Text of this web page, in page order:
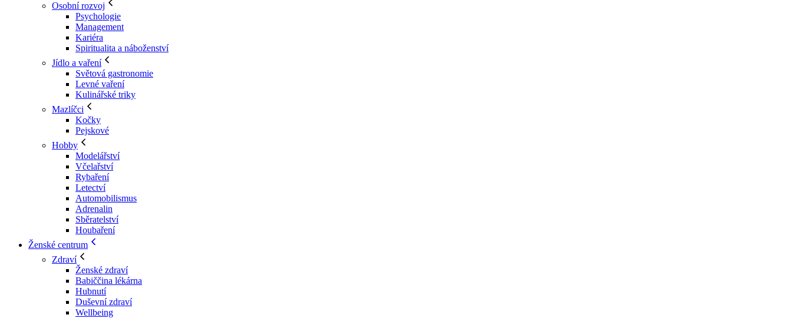
Osobní rozvoj
Psychologie
Management
Kariéra
Spiritualita a náboženství
Jídlo a vaření
Světová gastronomie
Levné vaření
Kulinářské triky
Mazlíčci
Kočky
Pejskové
Hobby
Modelářství
Včelařství
Rybaření
Letectví
Automobilismus
Adrenalin
Sběratelství
Houbaření
Ženské centrum
Zdraví
Ženské zdraví
Babiččina lékárna
Hubnutí
Duševní zdraví
Wellbeing